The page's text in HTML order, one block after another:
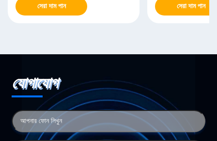
সেরা দাম পান সেরা দাম পান
যোগাযোগ